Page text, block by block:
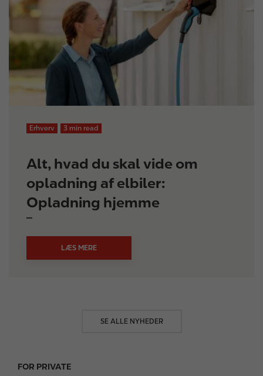
Erhverv 3 min read
Alt, hvad du skal vide om
opladning af elbiler:
Opladning hjemme
LÆS MERE
SE ALLE NYHEDER
F
FOR PRIVATE